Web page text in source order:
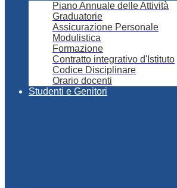
Piano Annuale delle Attività
Graduatorie
Assicurazione Personale
Modulistica
Formazione
Contratto integrativo d'Istituto
Codice Disciplinare
Orario docenti
Studenti e Genitori